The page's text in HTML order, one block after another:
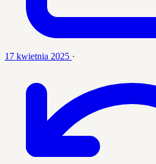
17 kwietnia 2025 ·